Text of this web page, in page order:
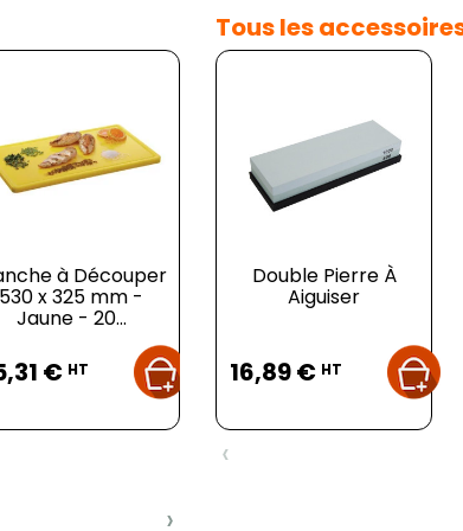
à Découper
530 x 325 mm -
Jaune - 20...
€ HT
Pichet En Inox 340Ml
6,75 € HT
›
Tous les
Double Pierre À
Aiguiser
16,89 € HT
‹